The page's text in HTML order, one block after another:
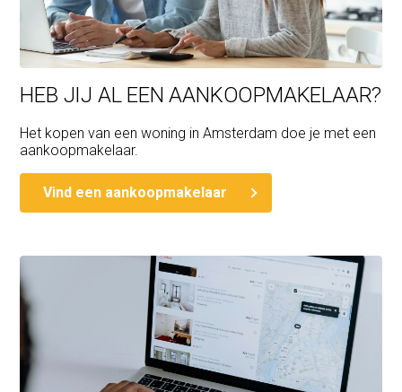
HEB JIJ AL EEN AANKOOPMAKELAAR?
Het kopen van een woning in Amsterdam doe je met een
aankoopmakelaar.
Vind een aankoopmakelaar